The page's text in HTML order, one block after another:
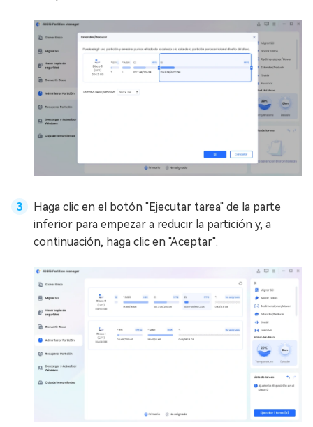
Haga clic en el botón "Ejecutar tarea" de la parte
inferior para empezar a reducir la partición y, a
continuación, haga clic en "Aceptar".